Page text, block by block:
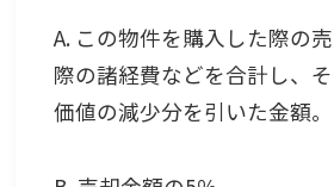
A. この物件を購入した際の
際の諸経費などを合計し、
価値の減少分を引いた金額。